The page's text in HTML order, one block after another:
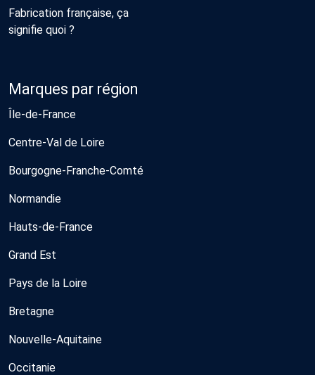
Fabrication française, ça
signifie quoi ?
Marques par région
Île-de-France
Centre-Val de Loire
Bourgogne-Franche-Comté
Normandie
Hauts-de-France
Grand Est
Pays de la Loire
Bretagne
Nouvelle-Aquitaine
Occitanie